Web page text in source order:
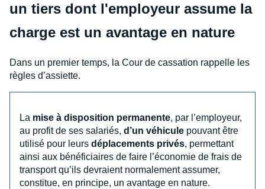
un tiers dont l'employeur assume la
charge est un avantage en nature
Dans un premier temps, la Cour de cassation rappelle les
règles d’assiette.
La mise à disposition permanente, par l’employeur,
au profit de ses salariés, d’un véhicule pouvant être
utilisé pour leurs déplacements privés, permettant
ainsi aux bénéficiaires de faire l’économie de frais de
transport qu’ils devraient normalement assumer,
constitue, en principe, un avantage en nature.